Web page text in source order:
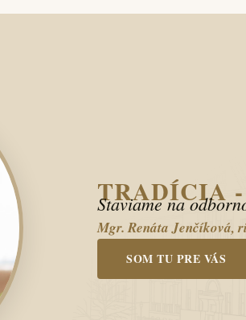
TRADÍCIA
Staviame na
Mgr. Renáta Jenčíková,
SOM TU PRE VÁS